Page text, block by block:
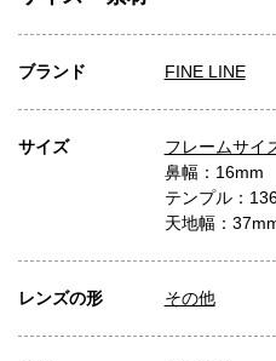
ブランド FINE LINE
サイズ
フレームサイ
鼻幅：16mm
テンプル：
天地幅：
レンズの形 その他